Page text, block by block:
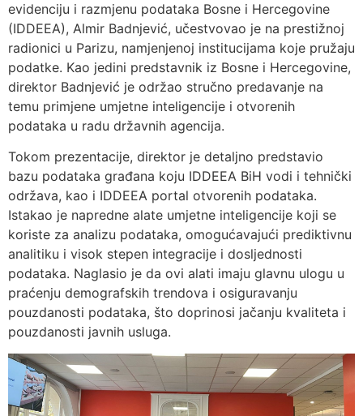
evidenciju i razmjenu podataka Bosne i Hercegovine
(IDDEEA), Almir Badnjević, učestvovao je na prestižnoj
radionici u Parizu, namjenjenoj institucijama koje pružaju
podatke. Kao jedini predstavnik iz Bosne i Hercegovine,
direktor Badnjević je održao stručno predavanje na
temu primjene umjetne inteligencije i otvorenih
podataka u radu državnih agencija.
Tokom prezentacije, direktor je detaljno predstavio
bazu podataka građana koju IDDEEA BiH vodi i tehnički
održava, kao i IDDEEA portal otvorenih podataka.
Istakao je napredne alate umjetne inteligencije koji se
koriste za analizu podataka, omogućavajući prediktivnu
analitiku i visok stepen integracije i dosljednosti
podataka. Naglasio je da ovi alati imaju glavnu ulogu u
praćenju demografskih trendova i osiguravanju
pouzdanosti podataka, što doprinosi jačanju kvaliteta i
pouzdanosti javnih usluga.